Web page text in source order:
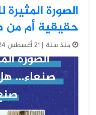
الصورة
حقيقية أم من
منذ سنة | 21 أغسطس 2024